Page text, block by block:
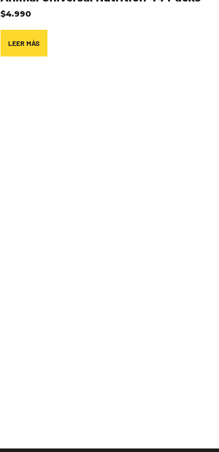
$4.990
LEER MÁS